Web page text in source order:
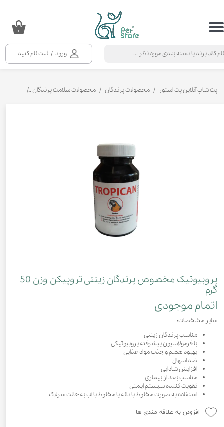
ورود / ثبت نام کنید
حساب کاربری من
خروج از حساب کاربری
۰
پت شاپ آنلاین پت استور محصولات پرندگان محصولات سلامت پرندگان
پروبیوتیک مخصوص پرندگان زینتی تروپیکن وزن 50
گرم
اتمام موجودی
سایر مشخصات:
مناسب پرندگان زینتی
با فرمولاسیون پیشرفته پروبیوتیکی
بهبود هضم و جذب مواد غذایی
ضد اسهال
افزایش شادابی
مناسب بعد از بیماری
تقویت کننده سیستم ایمنی
استفاده به صورت مخلوط با دانه یا مخلوط با آب به حالت سرلاک
افزودن به علاقه مندی ها